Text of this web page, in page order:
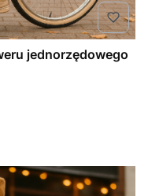
jednorzędowego